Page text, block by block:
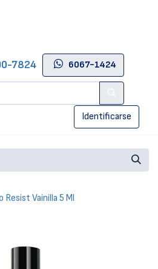
7824 6067-1424
Identificarse
Vainilla 5 Ml